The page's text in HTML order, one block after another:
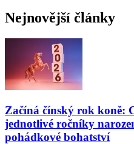
Nejnovější články
Začíná čínský rok koně:
jednotlivé ročníky
pohádkové bohatství